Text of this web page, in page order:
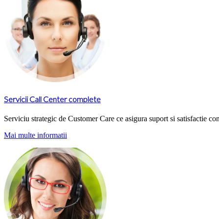
Servicii Call Center complete
Serviciu strategic de Customer Care ce asigura suport si satisfactie
Mai multe informatii